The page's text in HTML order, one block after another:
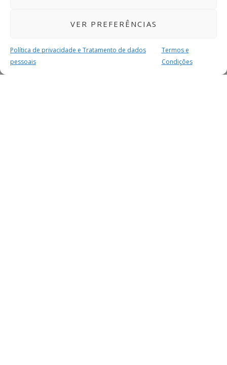
VER PREFERÊNCIAS
Política de privacidade e Tratamento de dados
pessoais
Termos e
Condições